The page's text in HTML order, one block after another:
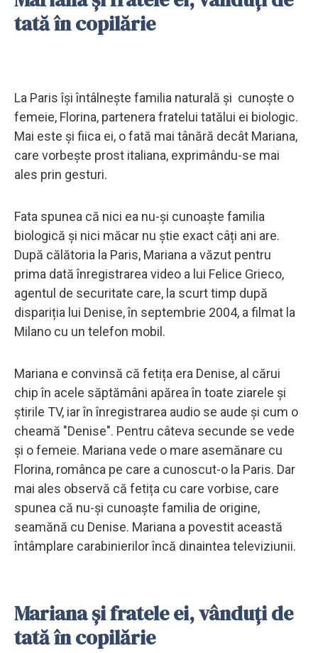
tată în copilărie
La Paris își întâlnește familia naturală și cunoște o
femeie, Florina, partenera fratelui tatălui ei biologic.
Mai este și fiica ei, o fată mai tânără decât Mariana,
care vorbește prost italiana, exprimându-se mai
ales prin gesturi.
Fata spunea că nici ea nu-și cunoaște familia
biologică și nici măcar nu știe exact câți ani are.
După călătoria la Paris, Mariana a văzut pentru
prima dată înregistrarea video a lui Felice Grieco,
agentul de securitate care, la scurt timp după
dispariția lui Denise, în septembrie 2004, a filmat la
Milano cu un telefon mobil.
Mariana e convinsă că fetița era Denise, al cărui
chip în acele săptămâni apărea în toate ziarele și
știrile TV, iar în înregistrarea audio se aude și cum o
cheamă "Denise". Pentru câteva secunde se vede
și o femeie. Mariana vede o mare asemănare cu
Florina, românca pe care a cunoscut-o la Paris. Dar
mai ales observă că fetița cu care vorbise, care
spunea că nu-și cunoaște familia de origine,
seamănă cu Denise. Mariana a povestit această
întâmplare carabinierilor încă dinaintea televiziunii.
Mariana și fratele ei, vânduți de
tată în copilărie